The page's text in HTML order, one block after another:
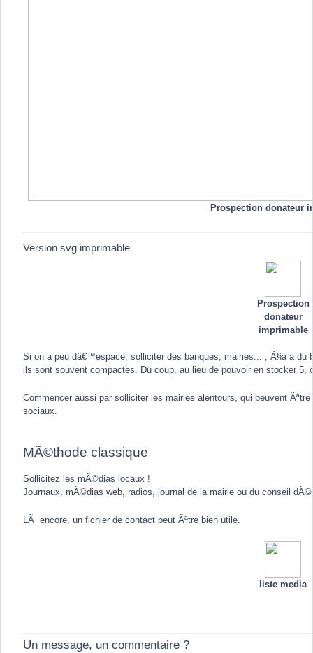
Prospection donateur
Version svg imprimable
Prospection
donateur
imprimable
Si on a peu dâ€™espace, solliciter des banques, mairies... , Ã§a a du
ils sont souvent compactes. Du coup, au lieu de pouvoir en stocker 5,
Commencer aussi par solliciter les mairies alentours, qui peuvent
sociaux.
MÃ©thode classique
Sollicitez les mÃ©dias locaux !
Journaux, mÃ©dias web, radios, journal de la mairie ou du conseil
LÃ encore, un fichier de contact peut Ãªtre bien utile.
liste media
Un message, un commentaire ?